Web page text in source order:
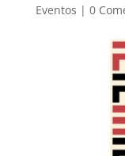
Eventos | 0